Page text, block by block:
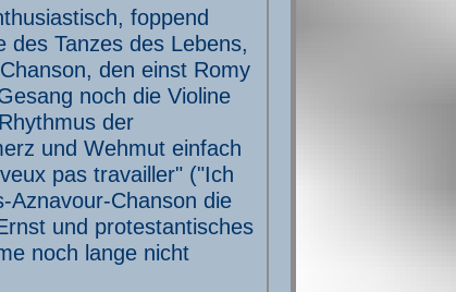
foppend
des Tanzes des Lebens,
den einst Romy
noch die Violine
der
und Wehmut einfach
pas travailler" ("Ich
Aznavour-Chanson die
und protestantisches
noch lange nicht